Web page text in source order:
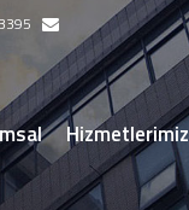
Hizmetlerimiz